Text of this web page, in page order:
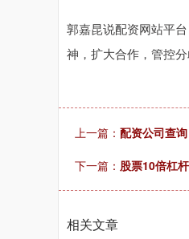
郭嘉昆说配资网站平
神，扩大合作，管控
上一篇： 配资公司查
下一篇： 股票10倍杠
相关文章